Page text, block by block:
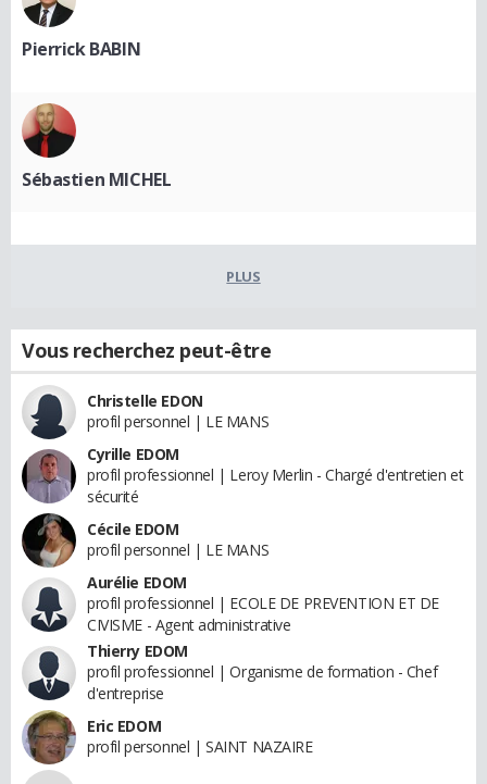
Pierrick BABIN
Sébastien MICHEL
PLUS
Vous recherchez peut-être
Christelle EDON
profil personnel | LE MANS
Cyrille EDOM
profil professionnel | Leroy Merlin - Chargé d'entretien et
sécurité
Cécile EDOM
profil personnel | LE MANS
Aurélie EDOM
profil professionnel | ECOLE DE PREVENTION ET DE
CIVISME - Agent administrative
Thierry EDOM
profil professionnel | Organisme de formation - Chef
d'entreprise
Eric EDOM
profil personnel | SAINT NAZAIRE